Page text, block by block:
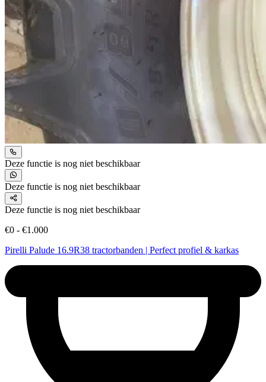
Deze functie is nog niet beschikbaar
Deze functie is nog niet beschikbaar
Deze functie is nog niet beschikbaar
€0 - €1.000
Pirelli Palude 16.9R38 tractorbanden | Perfect profiel & karkas